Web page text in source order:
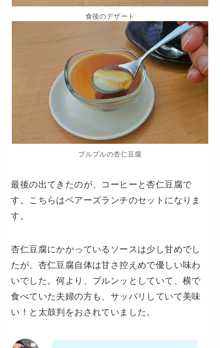
食後のデザート
プルプルの杏仁豆腐
最後の出てきたのが、コーヒーと杏仁豆腐で
す。こちらはベアーズランチのセットになりま
す。
杏仁豆腐にかかっているソースは少し甘めでし
たが、杏仁豆腐自体は甘さ控えめで優しい味わ
いでした。何より、プルンッとしていて、横で
食べていた夫婦の方も、サッパリしていて美味
い！と太鼓判をおされていました。